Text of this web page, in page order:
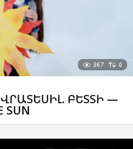
367 0
ԲԵՏՏԻ —
SUN